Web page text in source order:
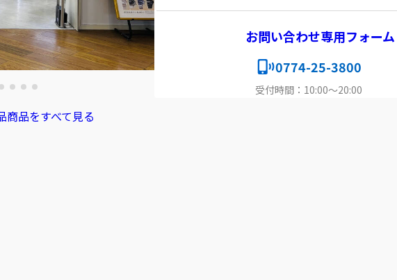
商品をすべて見る
お問い合わせ専用フォーム
0774-25-3800
受付時間：10:00～20:00